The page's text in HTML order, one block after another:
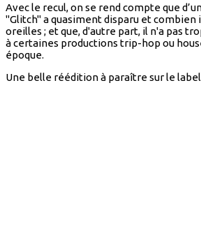
Avec le recul, on se rend compte que
"Glitch" a quasiment disparu et combien
oreilles ; et que, d'autre part, il n'a pas
à certaines productions trip-hop ou
époque.
Une belle réédition à paraître sur le label